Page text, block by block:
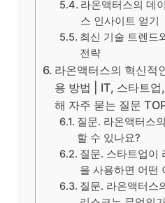
라온액터스의 데
스 인사이트 얻기
최신 기술 트렌드
전략
라온액터스의 혁신적
용 방법 | IT, 스타트업
해 자주 묻는 질문
질문. 라온액터스
할 수 있나요?
질문. 스타트업이
을 사용하면 어떤
질문. 라온액터스